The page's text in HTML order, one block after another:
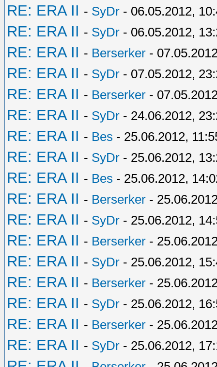
RE: ERA II - SyDr - 06.05.2012,
RE: ERA II - SyDr - 06.05.2012,
RE: ERA II - Berserker -
RE: ERA II - SyDr - 07.05.2012,
RE: ERA II - Berserker -
RE: ERA II - SyDr - 24.06.2012,
RE: ERA II - Bes - 25.06.2012,
RE: ERA II - SyDr - 25.06.2012,
RE: ERA II - Bes - 25.06.2012,
RE: ERA II - Berserker -
RE: ERA II - SyDr - 25.06.2012,
RE: ERA II - Berserker -
RE: ERA II - SyDr - 25.06.2012,
RE: ERA II - Berserker -
RE: ERA II - SyDr - 25.06.2012,
RE: ERA II - Berserker -
RE: ERA II - SyDr - 25.06.2012,